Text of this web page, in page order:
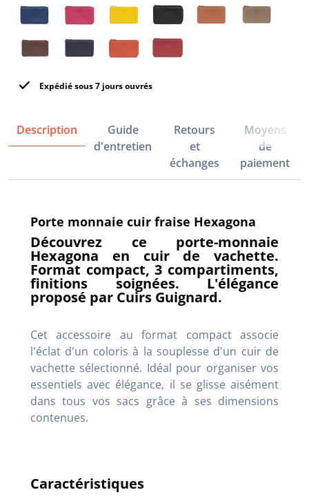
Expédié sous 7 jours ouvrés
Description
Guide
d'entretien
Retours
et
échanges
Moyens
de
paiement
Porte monnaie cuir fraise Hexagona
Découvrez ce porte-monnaie
Hexagona en cuir de vachette.
Format compact, 3 compartiments,
finitions soignées. L'élégance
proposé par Cuirs Guignard.
Cet accessoire au format compact associe
l'éclat d'un coloris à la souplesse d'un cuir de
vachette sélectionné. Idéal pour organiser vos
essentiels avec élégance, il se glisse aisément
dans tous vos sacs grâce à ses dimensions
contenues.
Caractéristiques